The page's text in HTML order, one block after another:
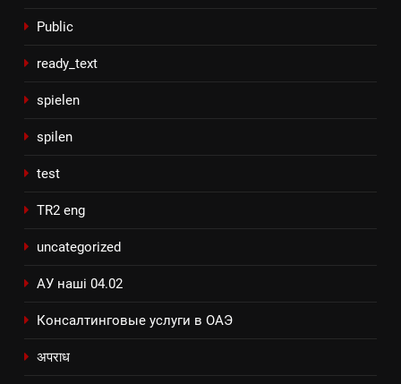
Public
ready_text
spielen
spilen
test
TR2 eng
uncategorized
АУ наші 04.02
Консалтинговые услуги в ОАЭ
अपराध